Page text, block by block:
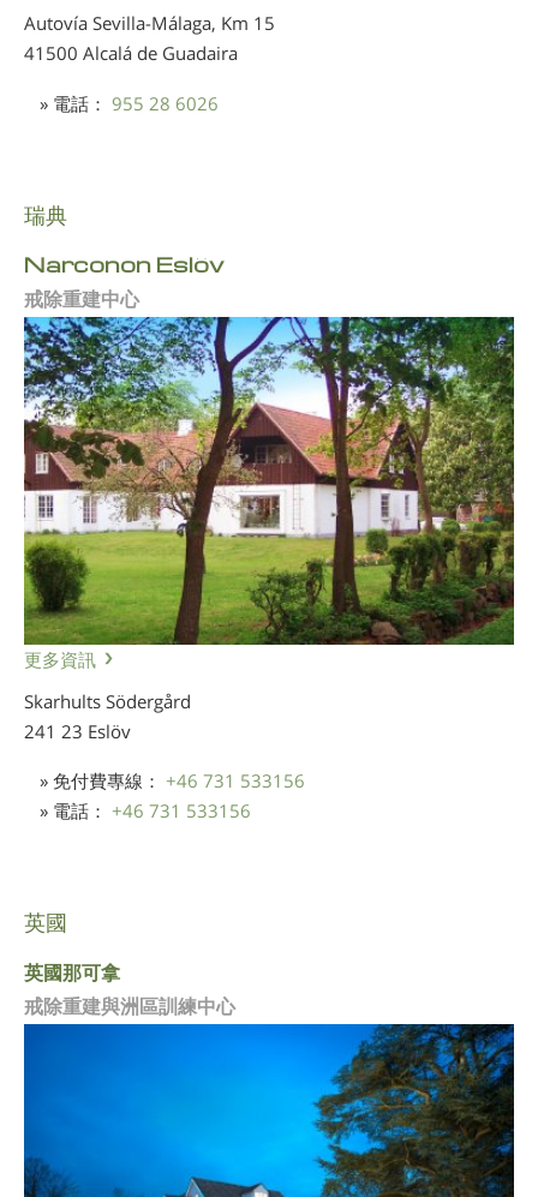
Autovía Sevilla-Málaga, Km 15
41500 Alcalá de Guadaira
» 電話： 955 28 6026
瑞典
Narconon Eslöv
戒除重建中心
更多資訊
Skarhults Södergård
241 23 Eslöv
» 免付費專線： +46 731 533156
» 電話： +46 731 533156
英國
英國那可拿
戒除重建與洲區訓練中心